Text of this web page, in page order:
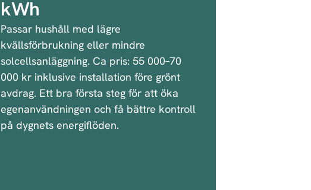
kWh
Passar hushåll med lägre
kvällsförbrukning eller mindre
solcellsanläggning. Ca pris: 55 000–70
000 kr inklusive installation före grönt
avdrag. Ett bra första steg för att öka
egenanvändningen och få bättre kontroll
på dygnets energiflöden.